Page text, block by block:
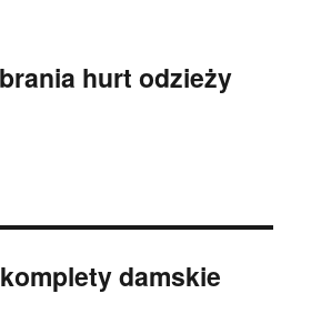
hurt odzieży
damskie